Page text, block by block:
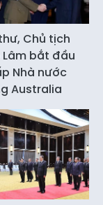
Chủ tịch
Lâm bắt đầu
Nhà nước
Australia